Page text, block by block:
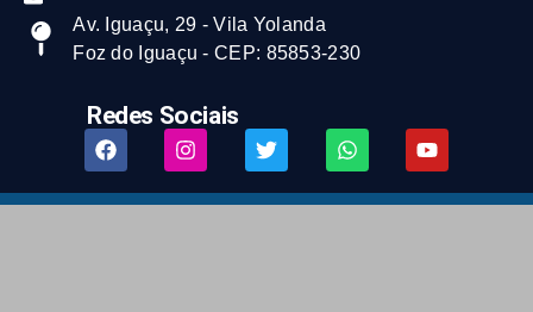
Av. Iguaçu, 29 - Vila Yolanda
Foz do Iguaçu - CEP: 85853-230
Redes Sociais